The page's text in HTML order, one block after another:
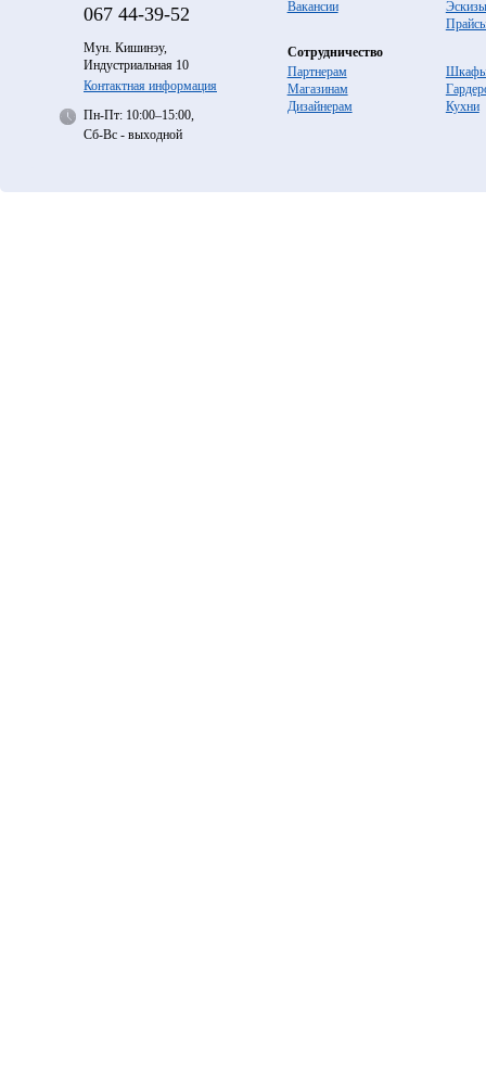
067 44-39-52
Мун. Кишинэу,
Индустриальная 10
Контактная информация
Пн-Пт: 10:00–15:00,
Сб-Вс - выходной
Вакансии
Эскизы
Сотрудничество
Партнерам
Магазинам
Дизайнерам
Кухни